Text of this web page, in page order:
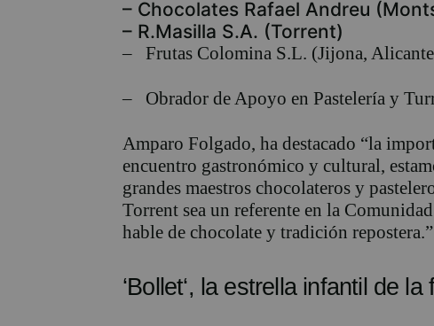
– Chocolates Rafael Andreu
– R.Masilla S.A. (Torrent)
– Frutas Colomina S.L. (Jijona,
– Obrador de Apoyo en Pastelería y
Amparo Folgado, ha destacado “la
encuentro gastronómico y cultural,
grandes maestros chocolateros y
Torrent sea un referente en la
hable de chocolate y tradición repostera.”
‘Bollet‘, laestrella infantil de la